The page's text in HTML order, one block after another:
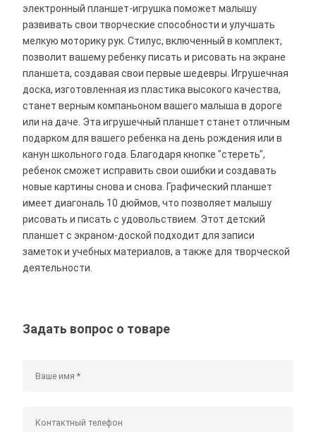
электронный планшет-игрушка поможет малышу
развивать свои творческие способности и улучшать
мелкую моторику рук. Стилус, включенный в комплект,
позволит вашему ребенку писать и рисовать на экране
планшета, создавая свои первые шедевры. Игрушечная
доска, изготовленная из пластика высокого качества,
станет верным компаньоном вашего малыша в дороге
или на даче. Эта игрушечный планшет станет отличным
подарком для вашего ребенка на день рождения или в
канун школьного года. Благодаря кнопке "стереть",
ребенок сможет исправить свои ошибки и создавать
новые картины снова и снова. Графический планшет
имеет диагональ 10 дюймов, что позволяет малышу
рисовать и писать с удовольствием. Этот детский
планшет с экраном-доской подходит для записи
заметок и учебных материалов, а также для творческой
деятельности.
Задать вопрос о товаре